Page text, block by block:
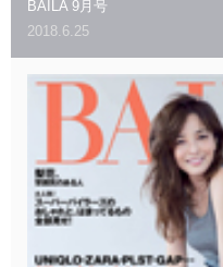
BAILA 9月号
2018.6.25